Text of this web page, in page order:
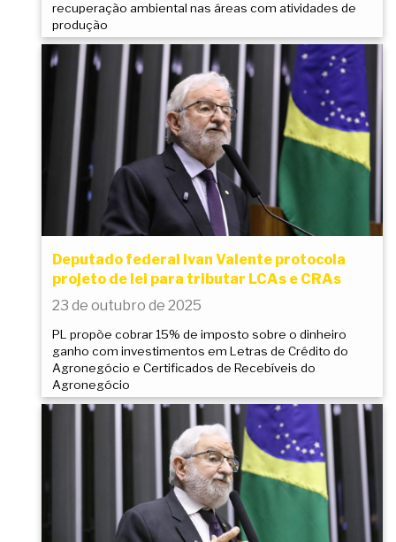
recuperação ambiental nas áreas com atividades de
produção
Deputado federal Ivan Valente protocola
projeto de lei para tributar LCAs e CRAs
23 de outubro de 2025
PL propõe cobrar 15% de imposto sobre o dinheiro
ganho com investimentos em Letras de Crédito do
Agronegócio e Certificados de Recebíveis do
Agronegócio